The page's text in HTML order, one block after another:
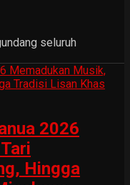
seluruh
2026
Hingga